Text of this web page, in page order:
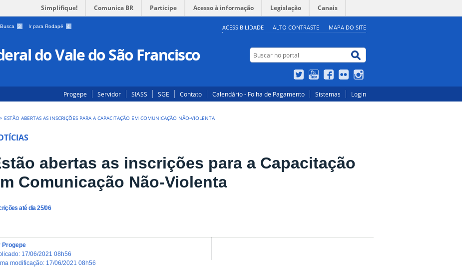
Simplifique! Comunica BR Participe Acesso à informação Legislação Canais
3 Ir para Rodapé 4 ACESSIBILIDADE ALTO CONTRASTE MAPA DO SITE
do Vale do São Francisco Buscar no portal
TwitterYouTubeFacebook
Flickr
Progepe Servidor SIASS SGE Contato Calendário - Folha de Pagamento Sistemas Login
> ESTÃO ABERTAS AS INSCRIÇÕES PARA A CAPACITAÇÃO EM COMUNICAÇÃO NÃO-VIOLENTA
abertas as inscrições para a Capacitação
Comunicação Não-Violenta
até dia 25/06
Progepe
: 17/06/2021 08h56
modificação: 17/06/2021 08h56